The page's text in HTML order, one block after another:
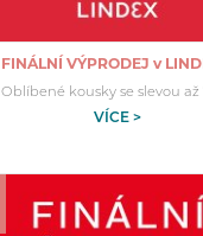
FINÁLNÍ VÝPRODEJ v
Oblíbené kousky se slevou až
VÍCE >